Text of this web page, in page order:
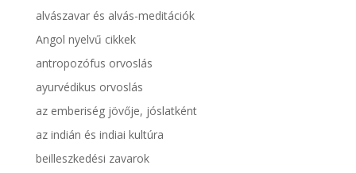
alvászavar és alvás-meditációk
Angol nyelvű cikkek
antropozófus orvoslás
ayurvédikus orvoslás
az emberiség jövője, jóslatként
az indián és indiai kultúra
beilleszkedési zavarok